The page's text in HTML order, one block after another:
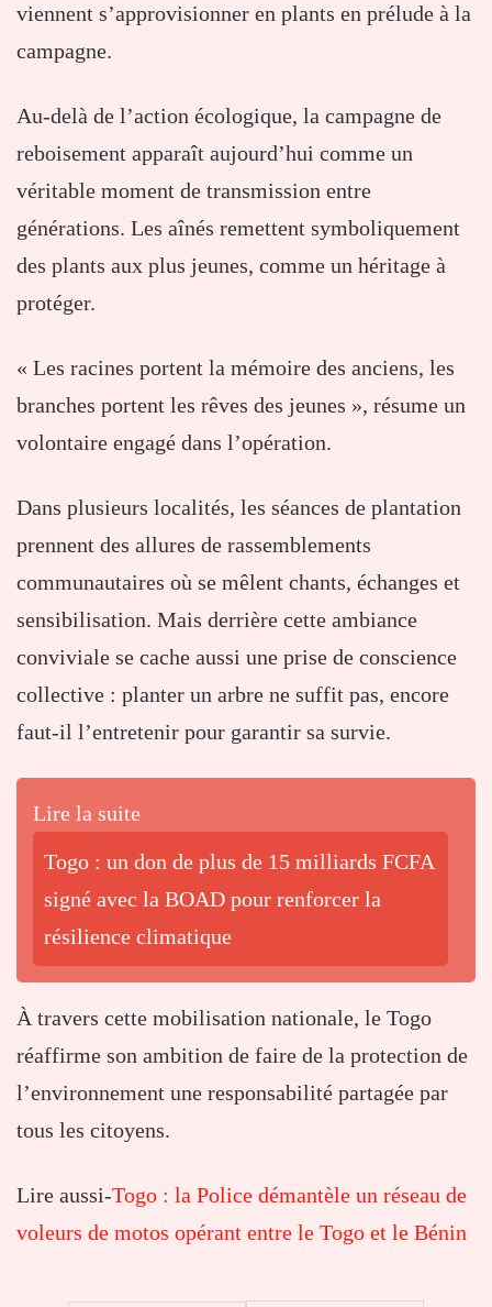
viennent s’approvisionner en plants en prélude à la
campagne.
Au-delà de l’action écologique, la campagne de
reboisement apparaît aujourd’hui comme un
véritable moment de transmission entre
générations. Les aînés remettent symboliquement
des plants aux plus jeunes, comme un héritage à
protéger.
« Les racines portent la mémoire des anciens, les
branches portent les rêves des jeunes », résume un
volontaire engagé dans l’opération.
Dans plusieurs localités, les séances de plantation
prennent des allures de rassemblements
communautaires où se mêlent chants, échanges et
sensibilisation. Mais derrière cette ambiance
conviviale se cache aussi une prise de conscience
collective : planter un arbre ne suffit pas, encore
faut-il l’entretenir pour garantir sa survie.
Lire la suite
Togo : un don de plus de 15 milliards FCFA
signé avec la BOAD pour renforcer la
résilience climatique
À travers cette mobilisation nationale, le Togo
réaffirme son ambition de faire de la protection de
l’environnement une responsabilité partagée par
tous les citoyens.
Lire aussi-Togo : la Police démantèle un réseau de
voleurs de motos opérant entre le Togo et le Bénin